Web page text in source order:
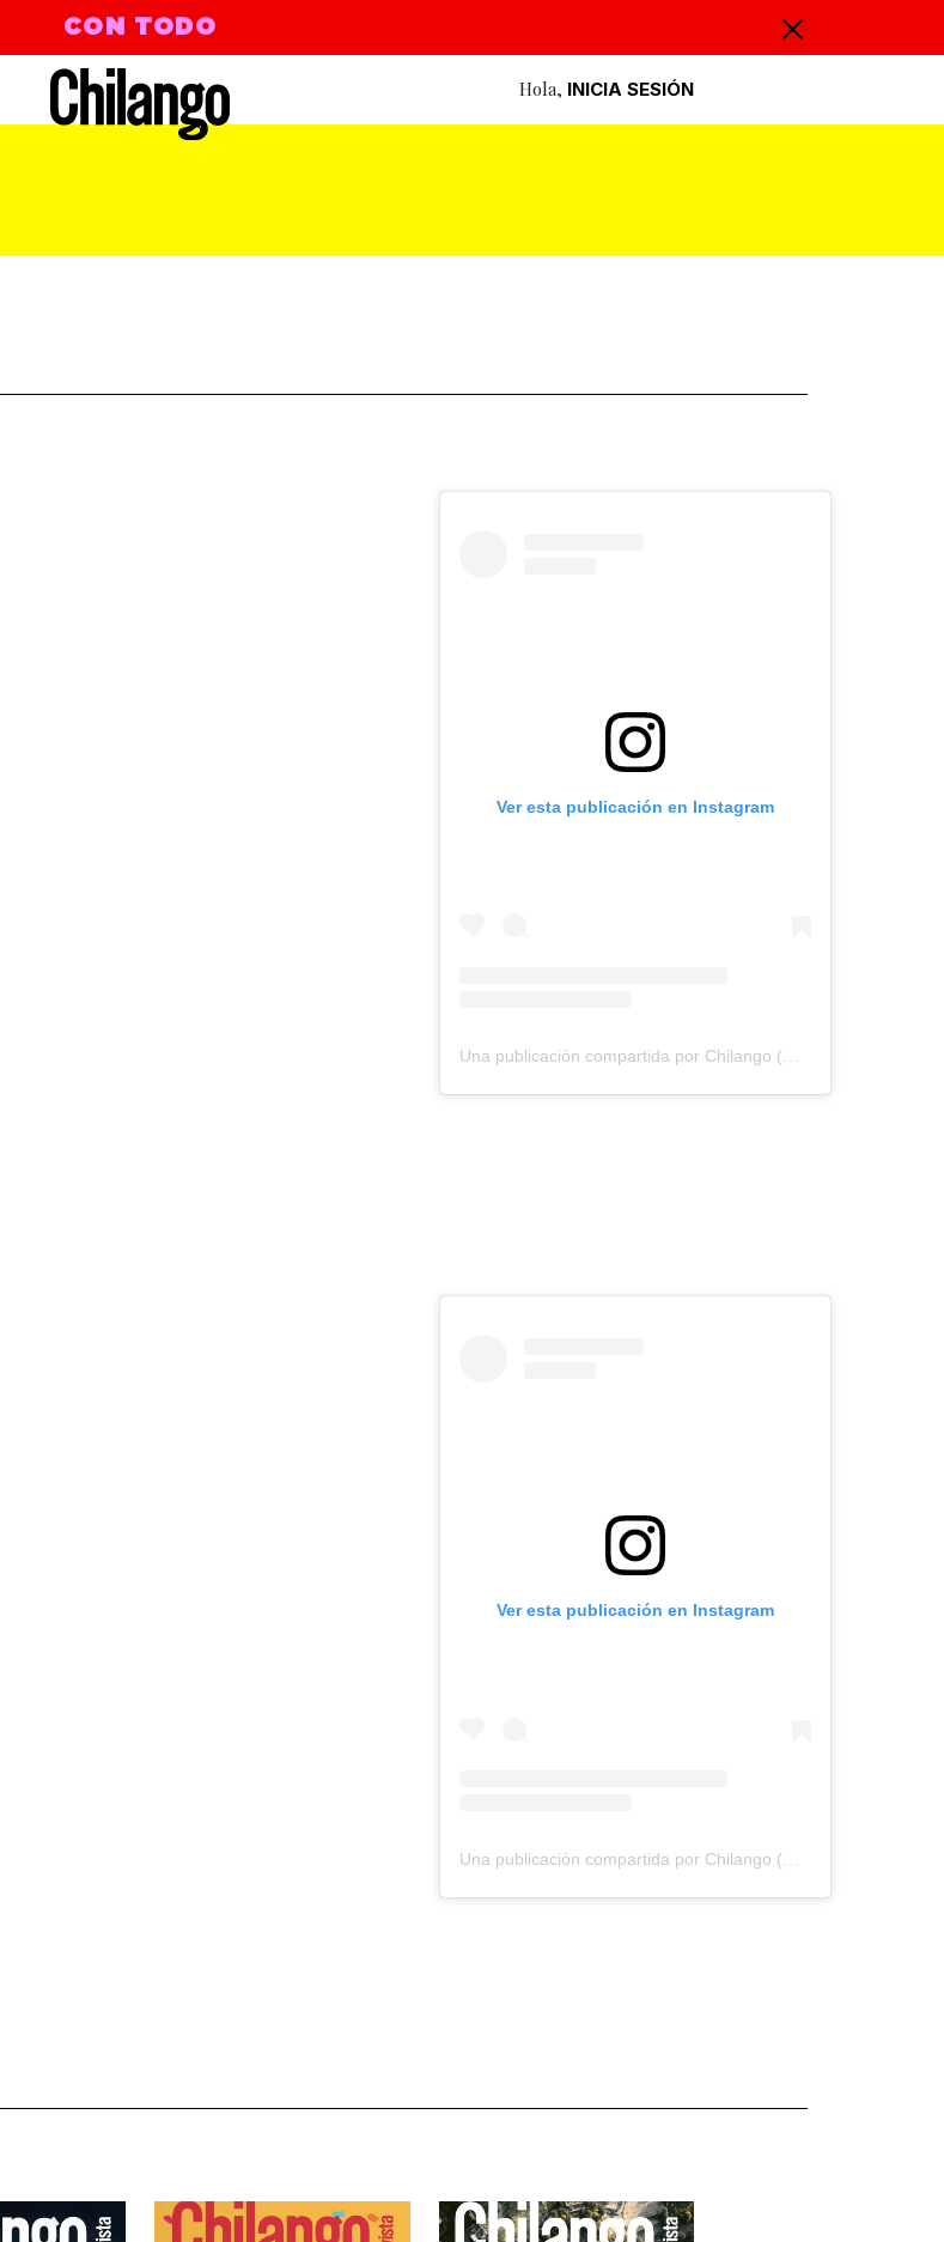
CON TODO
Hola, INICIA SESIÓN
Ver esta publicación en Instagram
Ver esta publicación en Instagram
Una publicación compartida por Chilango (@chilangocom)